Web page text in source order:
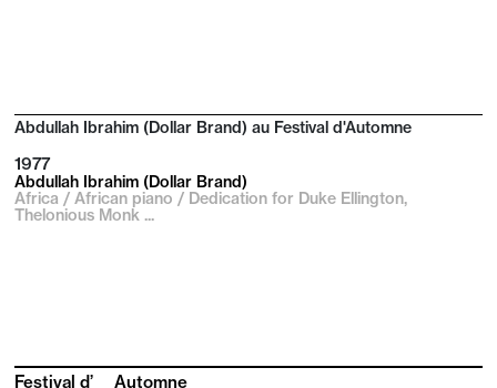
Abdullah Ibrahim (Dollar Brand) au Festival d'Automne
1977
Abdullah Ibrahim (Dollar Brand)
Africa / African piano / Dedication for Duke Ellington,
Thelonious Monk ...
Festival d’ Automne